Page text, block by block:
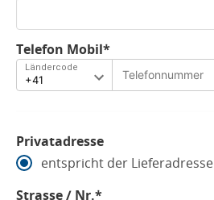
Telefon Mobil*
Ländercode
Privatadresse
entspricht der Lieferadresse
Strasse / Nr.*